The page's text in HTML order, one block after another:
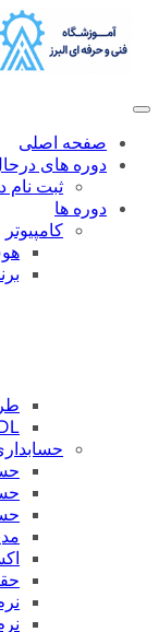
محتوا
صفحه اصلی
دوره های
ثبت نام
دوره ها
کامپیوتر